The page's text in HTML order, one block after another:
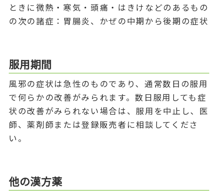
ときに微熱・寒気・頭痛・はきけなどのあるもの
の次の諸症：胃腸炎、かぜの中期から後期の症状
服用期間
風邪の症状は急性のものであり、通常数日の服用
で何らかの改善がみられます。数日服用しても症
状の改善がみられない場合は、服用を中止し、医
師、薬剤師または登録販売者に相談してくださ
い。
他の漢方薬